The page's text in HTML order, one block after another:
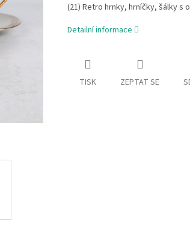
(21) Retro hrnky, hrníčky, šálky s
Detailní informace
TISK ZEPTAT SE